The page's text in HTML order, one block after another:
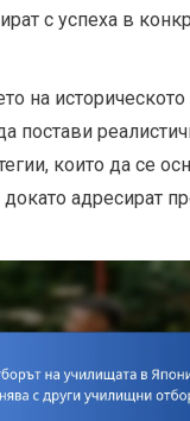
с успеха в
на
постави
които да се
докато адресират